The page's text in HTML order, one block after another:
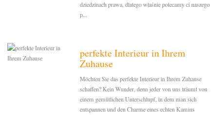
dziedzinach prawa, dlatego właśnie polecamy ci naszego
p...
perfekte Interieur in Ihrem
Zuhause
Möchten Sie das perfekte Interieur in Ihrem Zuhause
schaffen? Kein Wunder, denn jeder von uns träumt von
einem gemütlichen Unterschlupf, in dem man sich
entspannen und den Charme eines echten Kamins